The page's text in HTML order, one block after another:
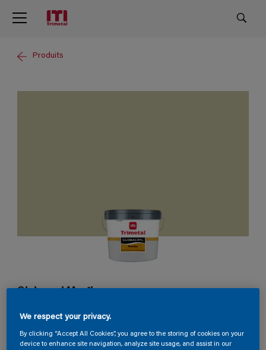
Produits
Globacryl Murflex
G9.12.72
Changer de couleur
We respect your privacy.
By clicking “Accept All Cookies”, you agree to the storing of cookies on your
device to enhance site navigation, analyze site usage, and assist in our